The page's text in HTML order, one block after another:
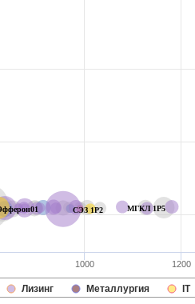
СЭЗ 1P2 МГКЛ 1P5
Лизинг Металлургия IT
1000 1200